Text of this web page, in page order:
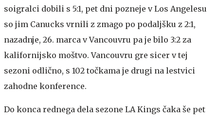
soigralci dobili s 5:1, pet dni pozneje v Los Angelesu
so jim Canucks vrnili z zmago po podaljšku z 2:1,
nazadnje, 26. marca v Vancouvru pa je bilo 3:2 za
kalifornijsko moštvo. Vancouvru gre sicer v tej
sezoni odlično, s 102 točkama je drugi na lestvici
zahodne konference.
Do konca rednega dela sezone LA Kings čaka še pet